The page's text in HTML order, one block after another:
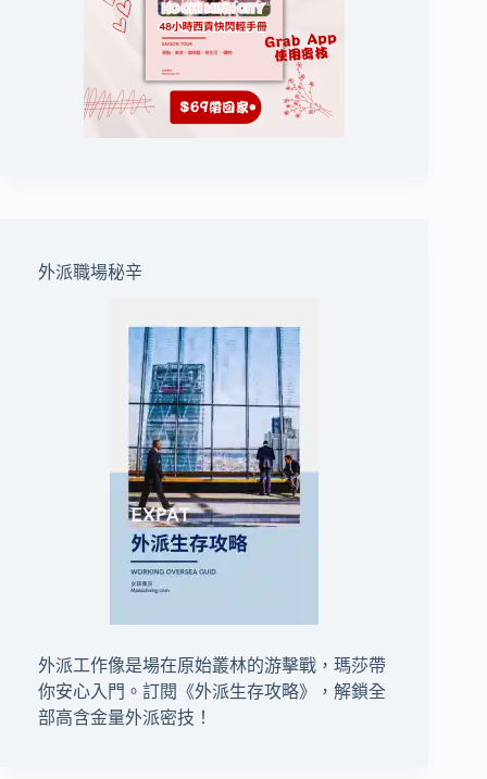
外派職場秘辛
外派工作像是場在原始叢林的游擊戰，瑪莎帶
你安心入門。訂閱 《外派生存攻略》
，解鎖全
部高含金量外派密技！